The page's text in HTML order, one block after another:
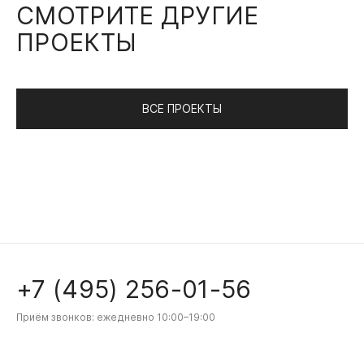
СМОТРИТЕ ДРУГИЕ
ПРОЕКТЫ
ВСЕ ПРОЕКТЫ
+7 (495) 256-01-56
Приём звонков: ежедневно 10:00–19:00